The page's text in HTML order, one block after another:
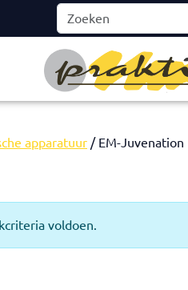
apparatuur / EM-Juvenation
voldoen.